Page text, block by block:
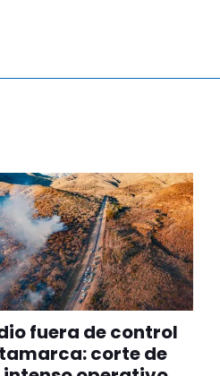
fuera de control
corte de